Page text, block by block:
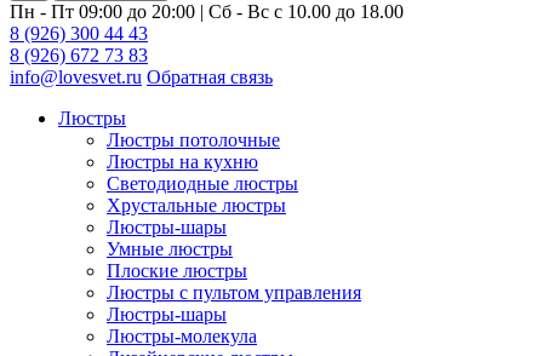
Пн - Пт 09:00 до 20:00 | Сб - Вс с 10.00 до 18.00
8 (926) 300 44 43
8 (926) 672 73 83
info@lovesvet.ru Обратная связь
Люстры
Люстры потолочные
Люстры на кухню
Светодиодные люстры
Хрустальные люстры
Люстры-шары
Умные люстры
Плоские люстры
Люстры с пультом управления
Люстры-шары
Люстры-молекула